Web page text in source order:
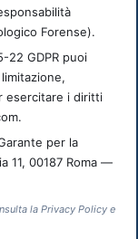
Forense).
22 GDPR puoi
esercitare i diritti
per la
11, 00187 Roma —
la Privacy Policy e